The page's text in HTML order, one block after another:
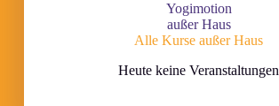
Yogimotion
außer Haus
Alle Kurse außer Haus
Heute keine Veranstaltungen